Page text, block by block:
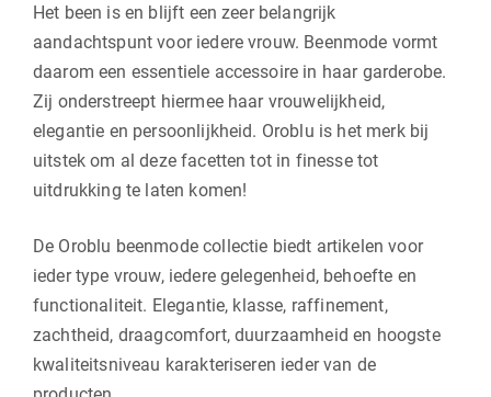
Het been is en blijft een zeer belangrijk
aandachtspunt voor iedere vrouw. Beenmode vormt
daarom een essentiele accessoire in haar garderobe.
Zij onderstreept hiermee haar vrouwelijkheid,
elegantie en persoonlijkheid. Oroblu is het merk bij
uitstek om al deze facetten tot in finesse tot
uitdrukking te laten komen!
De Oroblu beenmode collectie biedt artikelen voor
ieder type vrouw, iedere gelegenheid, behoefte en
functionaliteit. Elegantie, klasse, raffinement,
zachtheid, draagcomfort, duurzaamheid en hoogste
kwaliteitsniveau karakteriseren ieder van de